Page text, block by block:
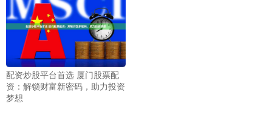
配资炒股平台首选 厦门股票配
资：解锁财富新密码，助力投资
梦想